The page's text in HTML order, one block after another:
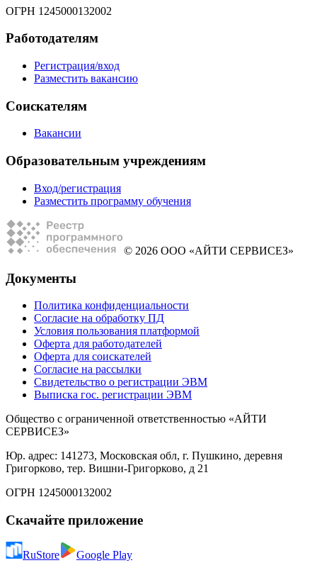
ОГРН 1245000132002
Работодателям
Регистрация/вход
Разместить вакансию
Соискателям
Вакансии
Образовательным учреждениям
Вход/регистрация
Разместить программу обучения
© 2026 ООО «АЙТИ СЕРВИСЕЗ»
Документы
Политика конфиденциальности
Согласие на обработку ПД
Условия пользования платформой
Оферта для работодателей
Оферта для соискателей
Согласие на рассылки
Свидетельство о регистрации ЭВМ
Выписка гос. регистрации ЭВМ
Общество с ограниченной ответственностью «АЙТИ
СЕРВИСЕЗ»
Юр. адрес: 141273, Московская обл, г. Пушкино, деревня
Григорково, тер. Вишни-Григорково, д 21
ОГРН 1245000132002
Скачайте приложение
RuStore Google Play